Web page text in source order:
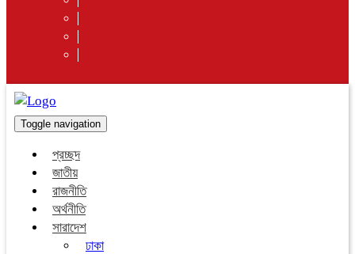
Toggle navigation
প্রচ্ছদ
জাতীয়
রাজনীতি
অর্থনীতি
সারাদেশ
ঢাকা